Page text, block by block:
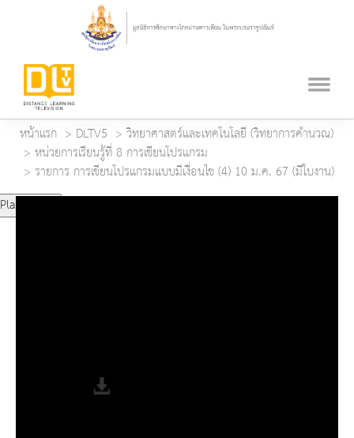
หน้าแรก DLTV5
วิทยาศาสตร์และเทคโนโลยี (วิทยาการคำนวณ)
หน่วยการเรียนรู้ที่ 8 การเขียนโปรแกรม
รายการ การเขียนโปรแกรมแบบมีเงื่อนไข (4) 10 ม.ค. 67 (มีใบงาน)
Play Video